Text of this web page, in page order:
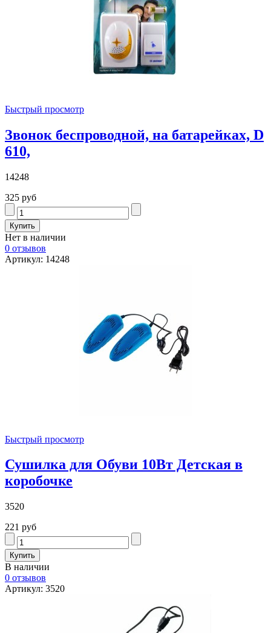
Быстрый просмотр
Звонок беспроводной, на батарейках, D
610,
14248
325 руб
Нет в наличии
0 отзывов
Артикул: 14248
Быстрый просмотр
Сушилка для Обуви 10Вт Детская в
коробочке
3520
221 руб
В наличии
0 отзывов
Артикул: 3520